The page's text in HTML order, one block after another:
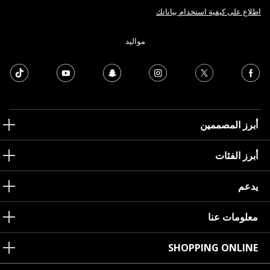
اطلاع على كيفية استخدام بياناتك
مواليد
أبرز المصممين
أبرز الفئات
يدعم
معلومات عنا
SHOPPING ONLINE